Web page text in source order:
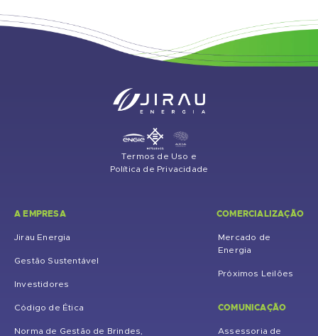
Termos de Uso e
Política de Privacidade
A EMPRESA
Jirau Energia
Gestão Sustentável
Investidores
Código de Ética
Norma de Gestão de Brindes,
COMERCIALIZAÇÃO
Mercado de
Energia
Próximos Leilões
COMUNICAÇÃO
Assessoria de